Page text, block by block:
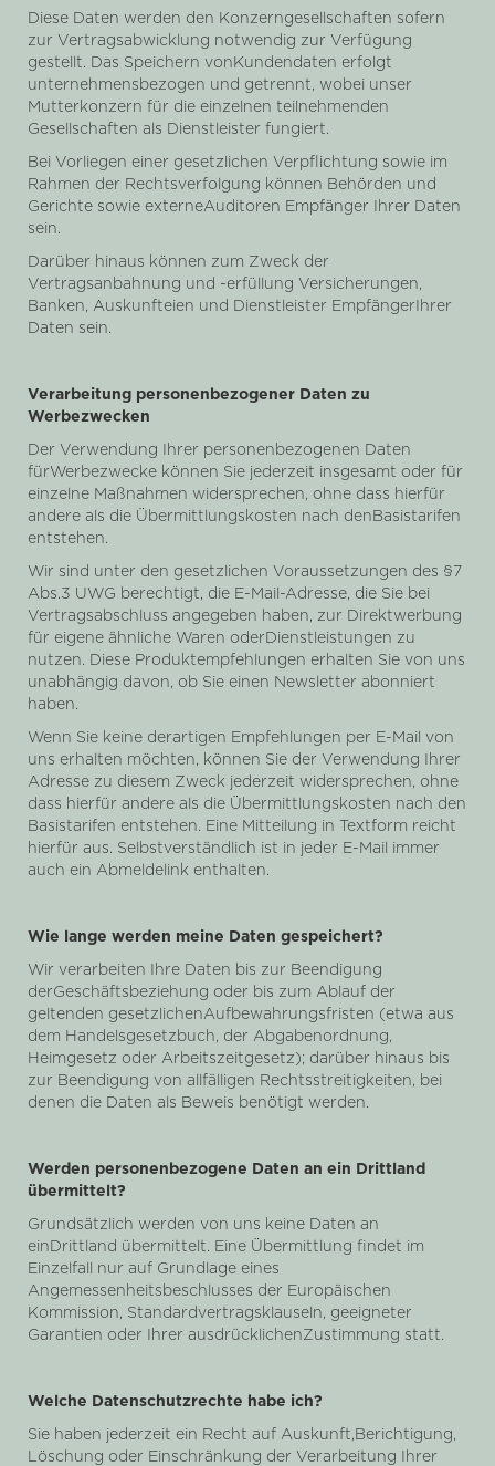
Diese Daten werden den Konzerngesellschaften sofern
zur Vertragsabwicklung notwendig zur Verfügung
gestellt. Das Speichern vonKundendaten erfolgt
unternehmensbezogen und getrennt, wobei unser
Mutterkonzern für die einzelnen teilnehmenden
Gesellschaften als Dienstleister fungiert.
Bei Vorliegen einer gesetzlichen Verpflichtung sowie im
Rahmen der Rechtsverfolgung können Behörden und
Gerichte sowie externeAuditoren Empfänger Ihrer Daten
sein.
Darüber hinaus können zum Zweck der
Vertragsanbahnung und -erfüllung Versicherungen,
Banken, Auskunfteien und Dienstleister EmpfängerIhrer
Daten sein.
Verarbeitung personenbezogener Daten zu
Werbezwecken
Der Verwendung Ihrer personenbezogenen Daten
fürWerbezwecke können Sie jederzeit insgesamt oder für
einzelne Maßnahmen widersprechen, ohne dass hierfür
andere als die Übermittlungskosten nach denBasistarifen
entstehen.
Wir sind unter den gesetzlichen Voraussetzungen des §7
Abs.3 UWG berechtigt, die E-Mail-Adresse, die Sie bei
Vertragsabschluss angegeben haben, zur Direktwerbung
für eigene ähnliche Waren oderDienstleistungen zu
nutzen. Diese Produktempfehlungen erhalten Sie von uns
unabhängig davon, ob Sie einen Newsletter abonniert
haben.
Wenn Sie keine derartigen Empfehlungen per E-Mail von
uns erhalten möchten, können Sie der Verwendung Ihrer
Adresse zu diesem Zweck jederzeit widersprechen, ohne
dass hierfür andere als die Übermittlungskosten nach den
Basistarifen entstehen. Eine Mitteilung in Textform reicht
hierfür aus. Selbstverständlich ist in jeder E-Mail immer
auch ein Abmeldelink enthalten.
Wie lange werden meine Daten gespeichert?
Wir verarbeiten Ihre Daten bis zur Beendigung
derGeschäftsbeziehung oder bis zum Ablauf der
geltenden gesetzlichenAufbewahrungsfristen (etwa aus
dem Handelsgesetzbuch, der Abgabenordnung,
Heimgesetz oder Arbeitszeitgesetz); darüber hinaus bis
zur Beendigung von allfälligen Rechtsstreitigkeiten, bei
denen die Daten als Beweis benötigt werden.
Werden personenbezogene Daten an ein Drittland
übermittelt?
Grundsätzlich werden von uns keine Daten an
einDrittland übermittelt. Eine Übermittlung findet im
Einzelfall nur auf Grundlage eines
Angemessenheitsbeschlusses der Europäischen
Kommission, Standardvertragsklauseln, geeigneter
Garantien oder Ihrer ausdrücklichenZustimmung statt.
Welche Datenschutzrechte habe ich?
Sie haben jederzeit ein Recht auf Auskunft,Berichtigung,
Löschung oder Einschränkung der Verarbeitung Ihrer